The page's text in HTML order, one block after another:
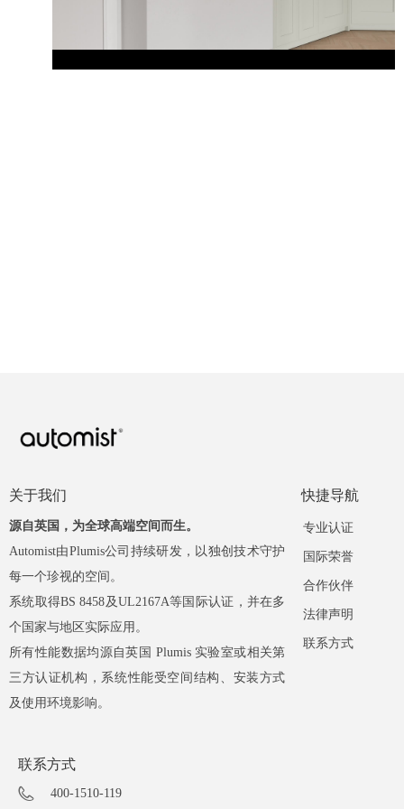
关于我们
源自英国，为全球高端空间而生。
Automist由Plumis公司持续研发，以独创技术守护
每一个珍视的空间。
系统取得BS 8458及UL2167A等国际认证，并在多
个国家与地区实际应用。
所有性能数据均源自英国 Plumis 实验室或相关第
三方认证机构，系统性能受空间结构、安装方式
及使用环境影响。
专业认证
国际荣誉
合作伙伴
法律声明
联系方式
快捷导航
400-1510-119
联系方式